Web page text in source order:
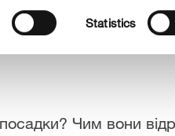
Statistics
Чим вони